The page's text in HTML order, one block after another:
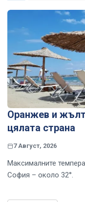
Оранжев и
цялата страна
7 Август, 2026
Максималните
София – около 32°.